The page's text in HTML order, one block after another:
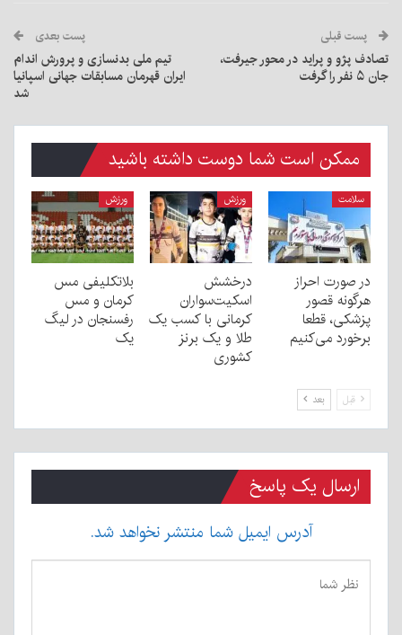
پست قبلی
تصادف پژو و پراید در محور جیرفت،
جان ۵ نفر را گرفت
پست بعدی
تیم ملی بدنسازی و پرورش اندام
ایران قهرمان مسابقات جهانی اسپانیا
شد
ممکن است شما دوست داشته باشید
سلامت
در صورت احراز
هرگونه قصور
پزشکی، قطعا
برخورد می‌کنیم
ورزش
درخشش
اسکیت‌سواران
کرمانی با کسب یک
طلا و یک برنز
کشوری
ورزش
بلاتکلیفی مس
کرمان و مس
رفسنجان در لیگ
یک
قبل بعد
ارسال یک پاسخ
آدرس ایمیل شما منتشر نخواهد شد.